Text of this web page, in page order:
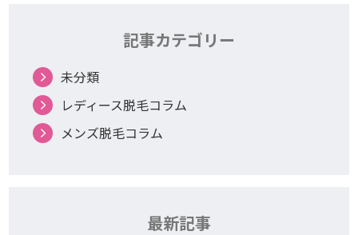
記事カテゴリー
未分類
レディース脱毛コラム
メンズ脱毛コラム
最新記事